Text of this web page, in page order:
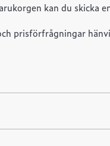
kan du skicka
prisförfrågningar